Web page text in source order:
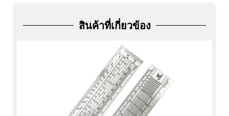
สินค้าที่เกี่ยวข้อง